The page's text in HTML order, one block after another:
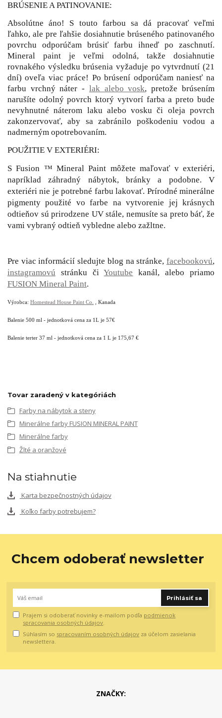
BRÚSENIE A PATINOVANIE:
Absolútne áno! S touto farbou sa dá pracovať veľmi
ľahko, ale pre ľahšie dosiahnutie brúseného patinovaného
povrchu odporúčam brúsiť farbu ihneď po zaschnutí.
Mineral paint je veľmi odolná, takže dosiahnutie
rovnakého výsledku brúsenia vyžaduje po vytvrdnutí (21
dní) oveľa viac práce! Po brúsení odporúčam naniesť na
farbu vrchný náter - lak alebo vosk, pretože brúsením
narušíte odolný povrch ktorý vytvorí farba a preto bude
nevyhnutné náterom laku alebo vosku či oleja povrch
zakonzervovať, aby sa zabránilo poškodeniu vodou a
nadmerným opotrebovaním.
POUŽITIE V EXTERIÉRI:
S Fusion ™ Mineral Paint môžete maľovať v exteriéri,
napríklad záhradný nábytok, bránky a podobne. V
exteriéri nie je potrebné farbu lakovať. Prírodné minerálne
pigmenty použité vo farbe na vytvorenie jej krásnych
odtieňov sú prirodzene UV stále, nemusíte sa preto báť, že
vami vybraný odtieň vybledne alebo zažltne.
Pre viac informácií sledujte blog na stránke, facebookovú,
instagramovú stránku čiYoutube kanál, alebo priamo
FUSION Mineral Paint.
Výrobca: Homestead House Paint Co. , Kanada
Balenie 500 ml - jednotková cena za 1L je 57€
Balenie terter 37 ml - jednotková cena za 1 L je 175,67 €
Tovar zaradený v kategóriách
Farby na nábytok a steny
Minerálne farby FUSION MINERAL PAINT
Minerálne farby
Žlté a oranžové
Na stiahnutie
Karta bezpečnostných údajov
Koľko farby potrebujem?
Chcem odoberať newsletter
Prihlásiť sa
Prajem si odoberať novinky e-mailom podľa podmienok
spracovania osobných údajov
Súhlasím so spracovaním osobných údajov za účelom zasielania
newslettera.
ZNAČKY: